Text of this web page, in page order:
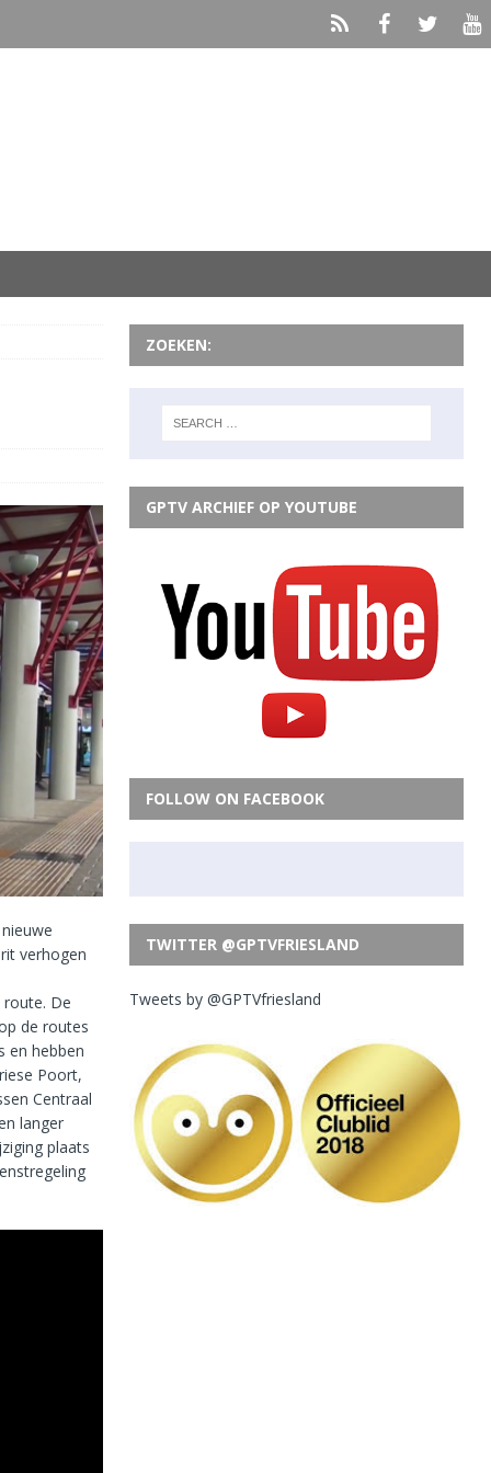
verhogen
De
de routes
en hebben
Poort,
Centraal
langer
plaats
ZOEKEN:
GPTV ARCHIEF OP YOUTUBE
FOLLOW ON FACEBOOK
TWITTER @GPTVFRIESLAND
Tweets by @GPTVfriesland